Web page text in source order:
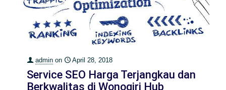
admin on April 28, 2018
Service SEO Harga Terjangkau dan
Berkwalitas di Wonogiri Hub